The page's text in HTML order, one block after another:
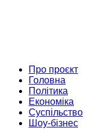
Про проєкт
Головна
Політика
Економіка
Суспільство
Шоу-бізнес